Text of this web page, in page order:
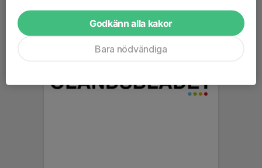
Godkänn alla kakor
Bara nödvändiga